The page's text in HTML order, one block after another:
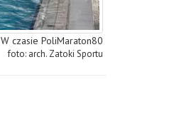
W czasie PoliMaraton80
arch. Zatoki Sportu